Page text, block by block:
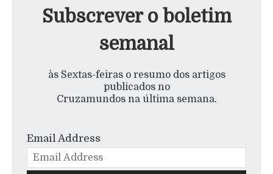
Subscrever o boletim
semanal
às Sextas-feiras o resumo dos artigos
publicados no
Cruzamundos na última semana.
Email Address